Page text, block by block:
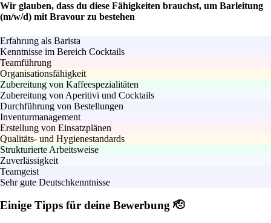
Wir glauben, dass du diese Fähigkeiten brauchst, um Barleitung
(m/w/d) mit Bravour zu bestehen
Erfahrung als Barista
Kenntnisse im Bereich Cocktails
Teamführung
Organisationsfähigkeit
Zubereitung von Kaffeespezialitäten
Zubereitung von Aperitivi und Cocktails
Durchführung von Bestellungen
Inventurmanagement
Erstellung von Einsatzplänen
Qualitäts- und Hygienestandards
Strukturierte Arbeitsweise
Zuverlässigkeit
Teamgeist
Sehr gute Deutschkenntnisse
Einige Tipps für deine Bewerbung 🫡